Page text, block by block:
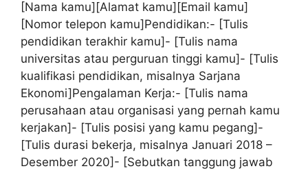
[Nama kamu][Alamat kamu][Email kamu]
[Nomor telepon kamu]Pendidikan:- [Tulis
pendidikan terakhir kamu]- [Tulis nama
universitas atau perguruan tinggi kamu]- [Tulis
kualifikasi pendidikan, misalnya Sarjana
Ekonomi]Pengalaman Kerja:- [Tulis nama
perusahaan atau organisasi yang pernah kamu
kerjakan]- [Tulis posisi yang kamu pegang]-
[Tulis durasi bekerja, misalnya Januari 2018 –
Desember 2020]- [Sebutkan tanggung jawab